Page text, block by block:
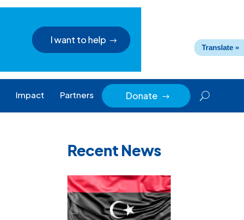
I want to help
Impact Partners Donate $
Recent News
Translate »